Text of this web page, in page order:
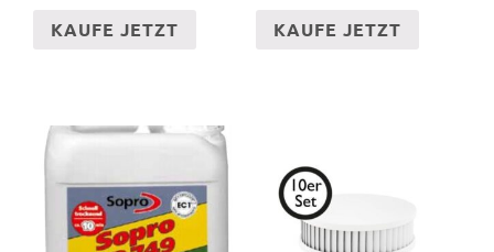
KAUFE JETZT KAUFE JETZT